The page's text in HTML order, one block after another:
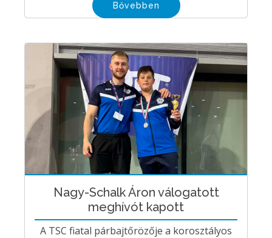
Bővebben
Nagy-Schalk Áron válogatott
meghívót kapott
A TSC fiatal párbajtőrözője a korosztályos